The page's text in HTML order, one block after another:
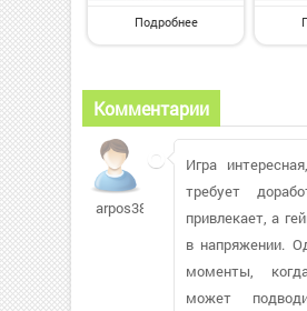
Подробнее
Комментарии
arpos381
Игра
требует
привлекает, а
в напряжении.
моменты,
может